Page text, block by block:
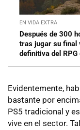
EN VIDA EXTRA
Después de 300
tras jugar su final
definitiva del
Evidentemente,
bastante por
PS5 tradicional y
vive en el sector.